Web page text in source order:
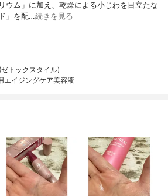
ウム」に加え、乾燥による小じわを目立たな
」を配…続きを見る
トックスタイル)
エイジングケア美容液